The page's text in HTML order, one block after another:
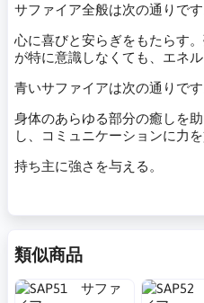
サファイア全般は次の通りです
心に喜びと安らぎをもたらす
が特に意識しなくても、エネル
青いサファイアは次の通りです
身体のあらゆる部分の癒しを
し、コミュニケーションに力を
持ち主に強さを与える。
類似商品